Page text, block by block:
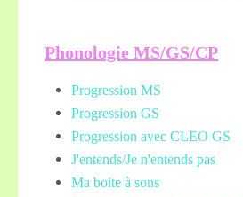
Phonologie MS/GS/CP
Progression MS
Progression GS
Progression avec CLEO GS
J'entends/Je n'entends pas
Ma boite à sons